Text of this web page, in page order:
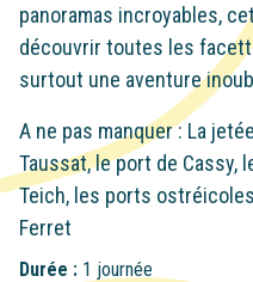
panoramas incroyables,
découvrir toutes les
surtout une aventure
A ne pas manquer : La
Taussat, le port de Cassy,
Teich, les ports
Ferret
Durée : 1 journée